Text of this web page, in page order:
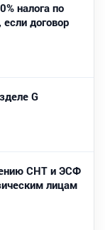
налога по
договор
G
СНТ и ЭСФ
лицам